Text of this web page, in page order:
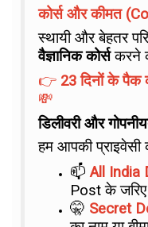
कोर्स और कीमत
स्थायी और बेहतर
वैज्ञानिक कोर्सकरने
👉 23 दिनों के पैक
💸
डिलीवरी और
हम आपकी प्राइवेसी
📫All India
Post के
🤫 Secret